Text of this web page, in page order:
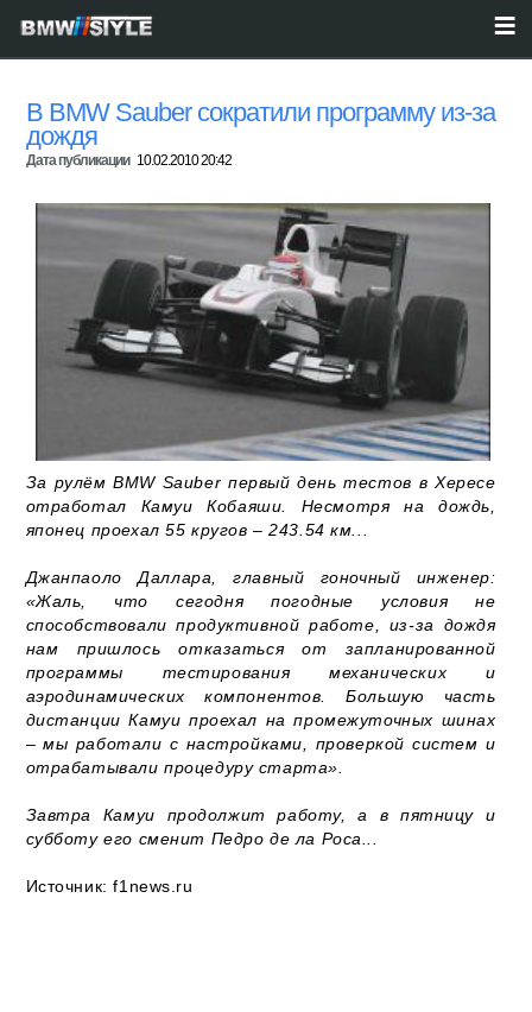
В BMW Sauber сократили программу из-за
дождя
Дата публикации 10.02.2010 20:42
За рулём BMW Sauber первый день тестов в Хересе
отработал Камуи Кобаяши. Несмотря на дождь,
японец проехал 55 кругов – 243.54 км...
Джанпаоло Даллара, главный гоночный инженер:
«Жаль, что сегодня погодные условия не
способствовали продуктивной работе, из-за дождя
нам пришлось отказаться от запланированной
программы тестирования механических и
аэродинамических компонентов. Большую часть
дистанции Камуи проехал на промежуточных шинах
– мы работали с настройками, проверкой систем и
отрабатывали процедуру старта».
Завтра Камуи продолжит работу, а в пятницу и
субботу его сменит Педро де ла Роса...
Источник: f1news.ru